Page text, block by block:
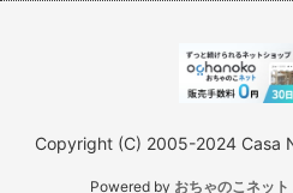
Copyright (C) 2005-2024 Casa
Powered by おちゃのこネット